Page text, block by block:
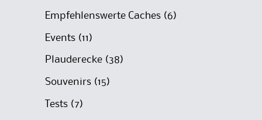
Empfehlenswerte Caches(6)
Events(11)
Plauderecke(38)
Souvenirs(15)
Tests(7)